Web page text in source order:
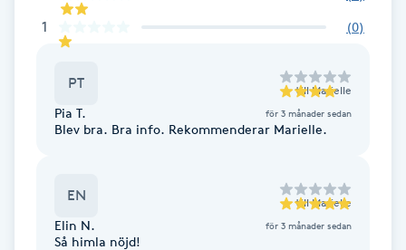
Fransk manikyr
Frekvensterapi
Friskvårdsmassage
1 (0)
PT till Marielle
Pia T. för 3 månader sedan
Blev bra. Bra info. Rekommenderar Marielle.
EN till Marielle
Elin N. för 3 månader sedan
Så himla nöjd!